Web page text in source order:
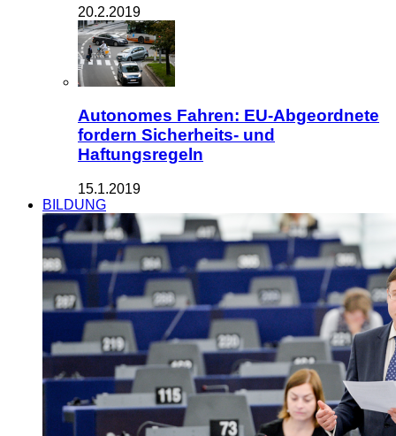
20.2.2019
Autonomes Fahren: EU-Abgeordnete
fordern Sicherheits- und
Haftungsregeln
15.1.2019
BILDUNG